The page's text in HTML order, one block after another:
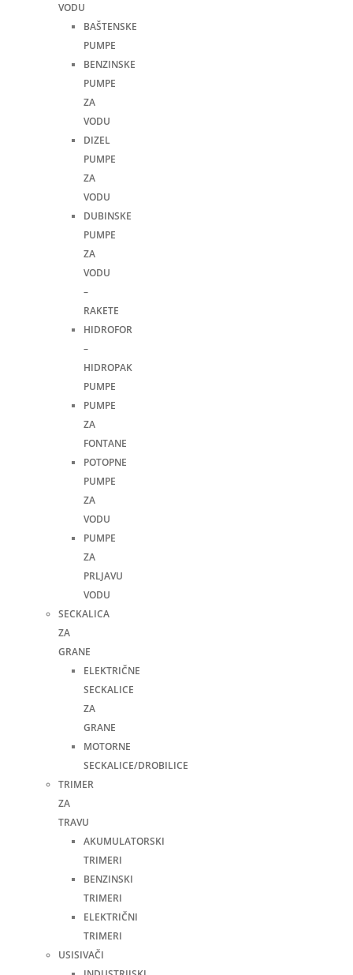
VODU
BAŠTENSKE
PUMPE
BENZINSKE
PUMPE
ZA
VODU
DIZEL
PUMPE
ZA
VODU
DUBINSKE
PUMPE
ZA
VODU
–
RAKETE
HIDROFOR
–
HIDROPAK
PUMPE
PUMPE
ZA
FONTANE
POTOPNE
PUMPE
ZA
VODU
PUMPE
ZA
PRLJAVU
VODU
SECKALICA
ZA
GRANE
ELEKTRIČNE
SECKALICE
ZA
GRANE
MOTORNE
SECKALICE/DROBILICE
TRIMER
ZA
TRAVU
AKUMULATORSKI
TRIMERI
BENZINSKI
TRIMERI
ELEKTRIČNI
TRIMERI
USISIVAČI